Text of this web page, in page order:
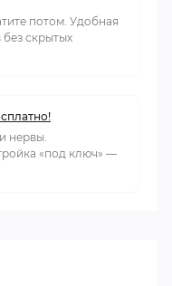
потом. Удобная
без скрытых
нервы.
«под ключ» —